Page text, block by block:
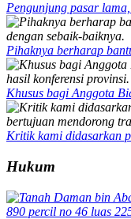
Pengunjung pasar
Pihaknya berharap
Khusus bagi Anggota
Kritik kami didasarkan
Hukum